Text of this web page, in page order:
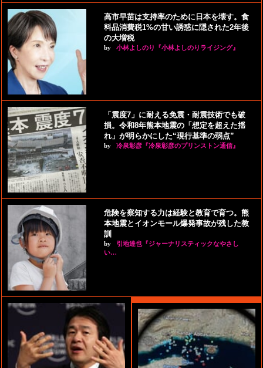
高市早苗は支持率のために日本を壊す。食
料品消費税1%の甘い誘惑に隠された2年後
の大増税
by 小林よしのり『小林よしのりライジング』
「震度7」に耐える免震・耐震技術でも破
損。令和8年熊本地震の「想定を超えた揺
れ」が明らかにした“現行基準の弱点”
by 冷泉彰彦『冷泉彰彦のプリンストン通信』
危険を察知する力は経験と教育で育つ。熊
本地震とイオンモール爆発事故が残した教
訓
by
引地達也『ジャーナリスティックなやさし
い…